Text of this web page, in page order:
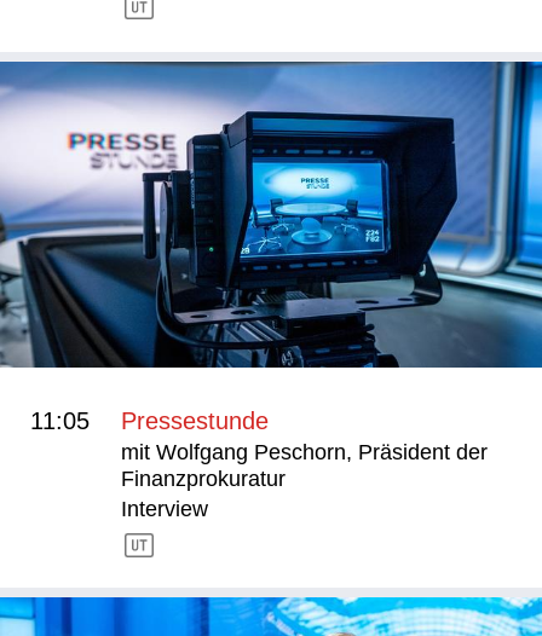
11:05 Pressestunde
mit Wolfgang Peschorn, Präsident der
Finanzprokuratur
Interview